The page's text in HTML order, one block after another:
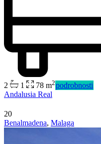
Predaj
2 1 78 m2podrobnosti
Andalusia Real
20
Benalmadena, Malaga